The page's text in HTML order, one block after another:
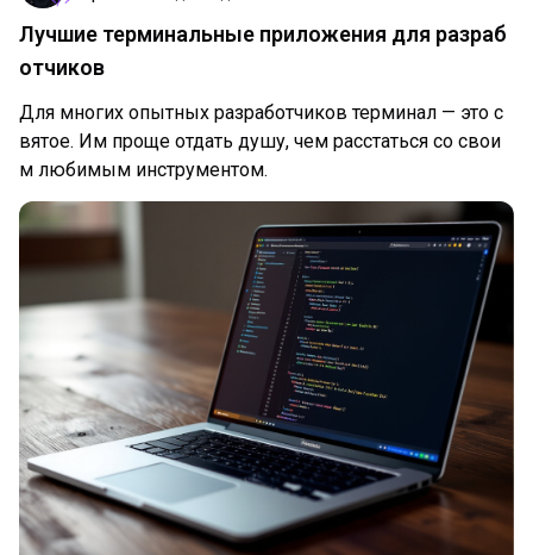
Лучшие терминальные приложения для разраб
отчиков
Для многих опытных разработчиков терминал — это с
вятое. Им проще отдать душу, чем расстаться со свои
м любимым инструментом.